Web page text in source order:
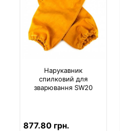
Нарукавник
спилковий для
зварювання SW20
877.80 грн.